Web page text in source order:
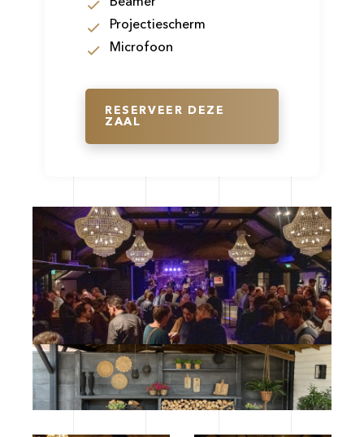
Projectiescherm
Microfoon
RESERVEER DEZE
ZAAL